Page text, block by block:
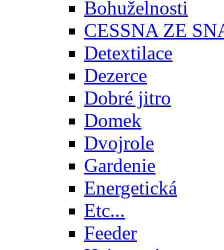
Bohuželnosti
CESSNA ZE
Detextilace
Dezerce
Dobré jitro
Domek
Dvojrole
Gardenie
Energetická
Etc...
Feeder